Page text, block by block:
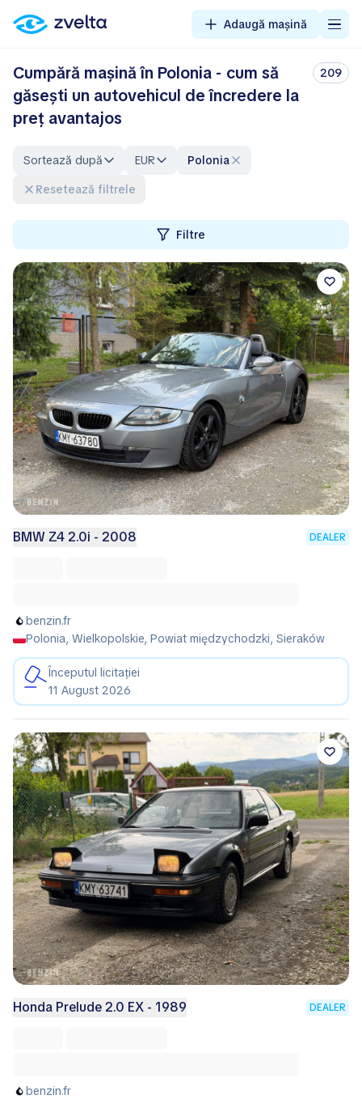
Adaugă mașină
Cumpără maşină în Polonia - cum să
găseşti un autovehicul de încredere la
preţ avantajos
209
Sortează după EUR
Polonia
Resetează filtrele
Filtre
BMW Z4 2.0i - 2008 DEALER
benzin.fr
Polonia, Wielkopolskie, Powiat międzychodzki, Sieraków
Începutul licitației
11 August 2026
Honda Prelude 2.0 EX - 1989 DEALER
benzin.fr